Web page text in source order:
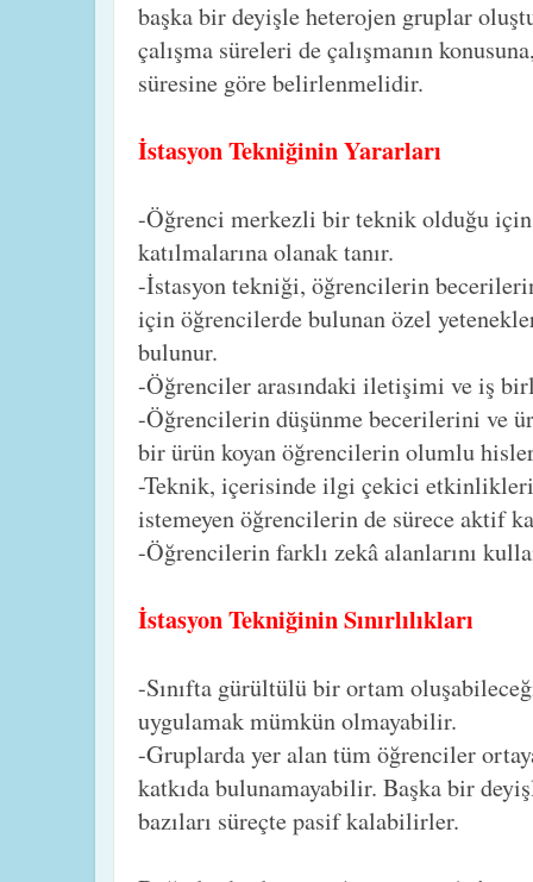
başka bir deyişle heterojen gruplar
çalışma süreleri de çalışmanın
süresine göre belirlenmelidir.
İstasyon Tekniğinin Yararları
-Öğrenci merkezli bir teknik olduğu
katılmalarına olanak tanır.
-İstasyon tekniği, öğrencilerin
için öğrencilerde bulunan özel
bulunur.
-Öğrenciler arasındaki iletişimi ve iş
-Öğrencilerin düşünme becerilerini ve
bir ürün koyan öğrencilerin olumlu
-Teknik, içerisinde ilgi çekici etkinlikleri
istemeyen öğrencilerin de sürece aktif
-Öğrencilerin farklı zekâ alanlarını
İstasyon Tekniğinin Sınırlılıkları
-Sınıfta gürültülü bir ortam
uygulamak mümkün olmayabilir.
-Gruplarda yer alan tüm öğrenciler
katkıda bulunamayabilir. Başka bir
bazıları süreçte pasif kalabilirler.